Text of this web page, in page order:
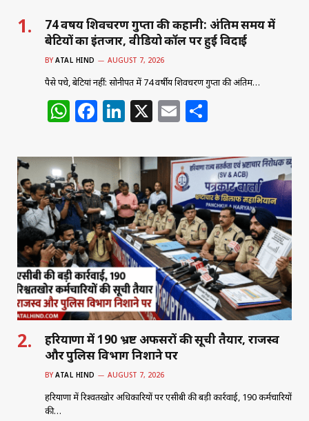
74 वर्षीय शिवचरण गुप्ता की कहानी: अंतिम समय में
बेटियों का इंतजार, वीडियो कॉल पर हुई विदाई
BY ATAL HIND AUGUST 7, 2026
पैसे पहुंचे, बेटियां नहीं: सोनीपत में 74 वर्षीय शिवचरण गुप्ता की अंतिम…
W
at
s
A
p
p
F
c
e
b
o
o
k
Li
k
e
dI
n
X E
ai
l
ar
e
हरियाणा में 190 भ्रष्ट अफसरों की सूची तैयार, राजस्व
और पुलिस विभाग निशाने पर
BY ATAL HIND AUGUST 7, 2026
हरियाणा में रिश्वतखोर अधिकारियों पर एसीबी की बड़ी कार्रवाई, 190 कर्मचारियों
की…